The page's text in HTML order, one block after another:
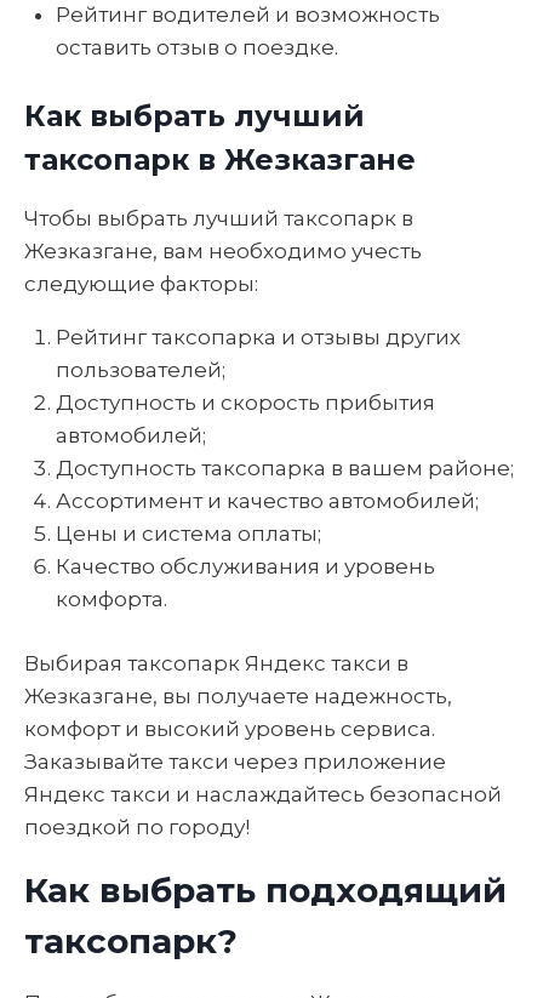
Рейтинг водителей и возможность
оставить отзыв о поездке.
Как выбрать лучший
таксопарк в Жезказгане
Чтобы выбрать лучший таксопарк в
Жезказгане, вам необходимо учесть
следующие факторы:
Рейтинг таксопарка и отзывы других
пользователей;
Доступность и скорость прибытия
автомобилей;
Доступность таксопарка в вашем районе;
Ассортимент и качество автомобилей;
Цены и система оплаты;
Качество обслуживания и уровень
комфорта.
Выбирая таксопарк Яндекс такси в
Жезказгане, вы получаете надежность,
комфорт и высокий уровень сервиса.
Заказывайте такси через приложение
Яндекс такси и наслаждайтесь безопасной
поездкой по городу!
Как выбрать подходящий
таксопарк?